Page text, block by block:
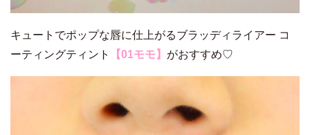
キュートでポップな唇に仕上がるブラッディライアー コ
ーティングティント
【01モモ】 がおすすめ♡